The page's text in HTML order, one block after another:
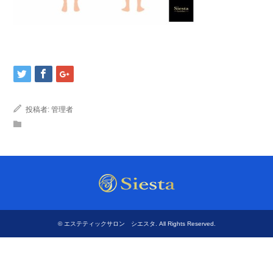
投稿者: 管理者
© エステティックサロン シエスタ . All Rights Reserved.